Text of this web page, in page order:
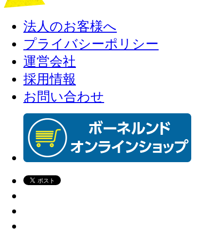
法人のお客様へ
プライバシーポリシー
運営会社
採用情報
お問い合わせ